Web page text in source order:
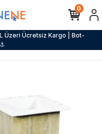
Üzeri Ücretsiz Kargo | Bot-
0